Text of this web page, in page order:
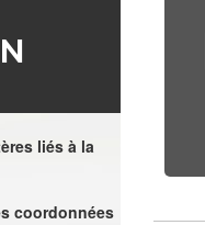
liés à la
coordonnées